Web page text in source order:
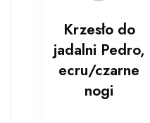
Krzesło do
jadalni Pedro,
ecru/czarne
nogi